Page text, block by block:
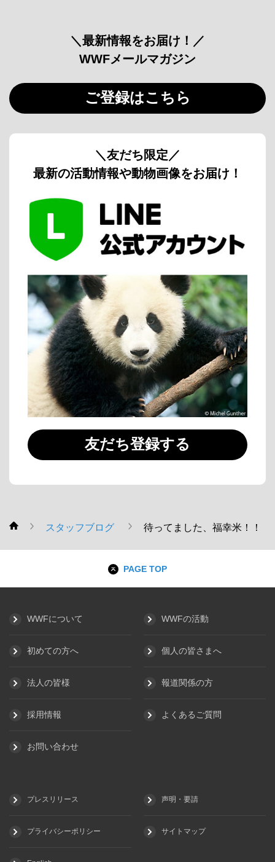
＼最新情報をお届け！／
WWFメールマガジン
ご登録はこちら
＼友だち限定／
最新の活動情報や動物画像をお届け！
友だち登録する
WWF スタッフブログ 待ってました、福幸米！！
PAGE TOP
WWFについて WWFの活動
初めての方へ 個人の皆さまへ
法人の皆様 報道関係の方
採用情報 よくあるご質問
お問い合わせ
プレスリリース 声明・要請
プライバシーポリシー サイトマップ